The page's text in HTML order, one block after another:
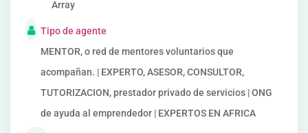
Array
Tipo de agente
MENTOR, o red de mentores voluntarios que
acompañan. | EXPERTO, ASESOR, CONSULTOR,
TUTORIZACION, prestador privado de servicios | ONG
de ayuda al emprendedor | EXPERTOS EN AFRICA